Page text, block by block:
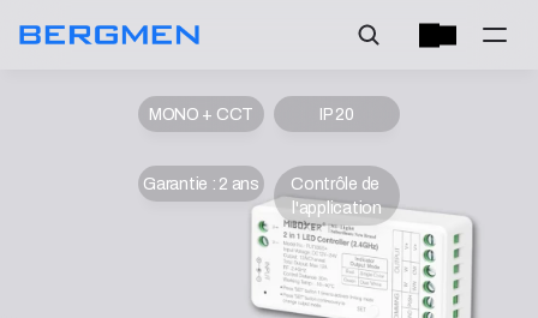
MONO + CCT IP 20
Garantie : 2 ans
Contrôle de
l'application